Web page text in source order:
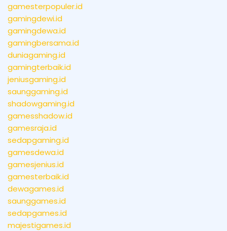
gamesterpopuler.id
gamingdewi.id
gamingdewa.id
gamingbersama.id
duniagaming.id
gamingterbaik.id
jeniusgaming.id
saunggaming.id
shadowgaming.id
gamesshadow.id
gamesraja.id
sedapgaming.id
gamesdewa.id
gamesjenius.id
gamesterbaik.id
dewagames.id
saunggames.id
sedapgames.id
majestigames.id